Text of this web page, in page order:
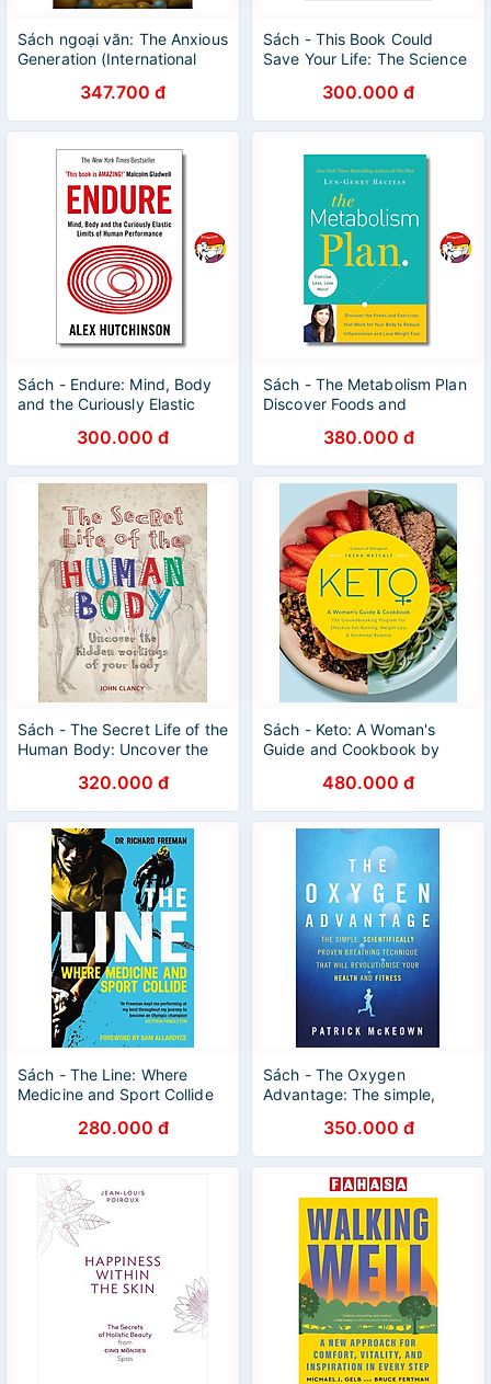
Sách ngoại văn: The Anxious
Generation (International
347.700 đ
Sách - This Book Could
Save Your Life: The Science
Graham Lawton
300.000 đ
Sách - Endure: Mind, Body
and the Curiously Elastic
Performance by Alex
Hutchinson
300.000 đ
Sách - The Metabolism Plan
Discover Foods and
Body by Lyn-Genet Recitas
380.000 đ
Sách - The Secret Life of the
Human Body: Uncover the
Body by John Clancy
320.000 đ
Sách - Keto: A Woman's
Guide and Cookbook by
Food in English
480.000 đ
Sách - The Line: Where
Medicine and Sport Collide
Cycling / Sport
280.000 đ
Sách - The Oxygen
Advantage: The simple,
breathing technique that will
revolutionise your health and
fitness by Patrick McKeown
350.000 đ